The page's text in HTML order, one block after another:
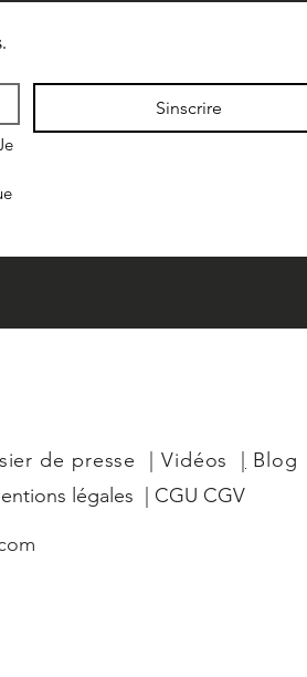
Sinscrire
de presse Vidéos
Blog
légales
CGU CGV